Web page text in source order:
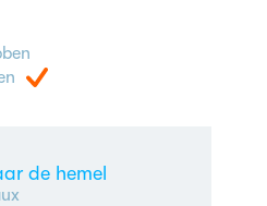
de hemel